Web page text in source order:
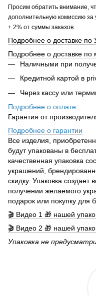
Просим обратить внимание,
дополнительную комиссию за
+ 2% от суммы заказов
Подробнее о доставке по
Подробнее о доставке по
Наличными при
Кредитной картой в
Через кассу или
Подробнее о оплате
Гарантия от
Подробнее о гарантии
Все изделия,
будут упакованы в
качественная упаковка
украшений,
скидку. Упаковка создает
получении желаемого
подарок или покупку для
🎬 Видео 1 🎁 нашей
🎬 Видео 2 🎁 нашей
Упаковка не